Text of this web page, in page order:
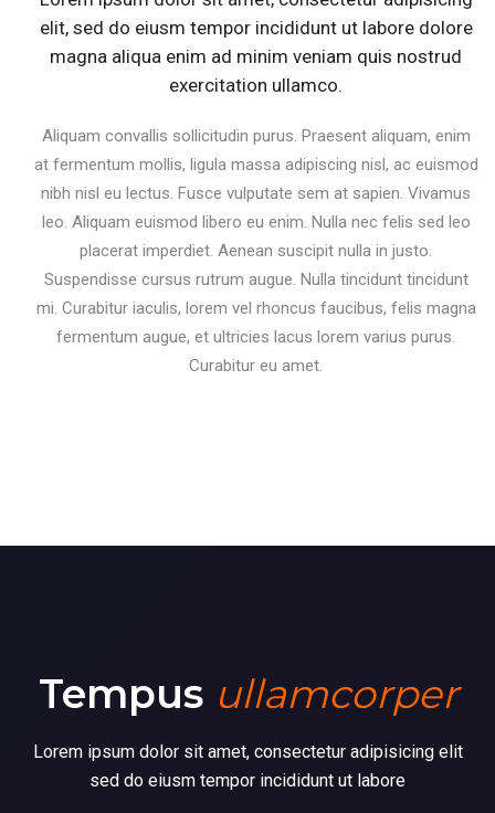
elit, sed do eiusm tempor incididunt ut labore dolore
magna aliqua enim ad minim veniam quis nostrud
exercitation ullamco.
Aliquam convallis sollicitudin purus. Praesent aliquam, enim
at fermentum mollis, ligula massa adipiscing nisl, ac euismod
nibh nisl eu lectus. Fusce vulputate sem at sapien. Vivamus
leo. Aliquam euismod libero eu enim. Nulla nec felis sed leo
placerat imperdiet. Aenean suscipit nulla in justo.
Suspendisse cursus rutrum augue. Nulla tincidunt tincidunt
mi. Curabitur iaculis, lorem vel rhoncus faucibus, felis magna
fermentum augue, et ultricies lacus lorem varius purus.
Curabitur eu amet.
Tempus ullamcorper
Lorem ipsum dolor sit amet, consectetur adipisicing elit
sed do eiusm tempor incididunt ut labore